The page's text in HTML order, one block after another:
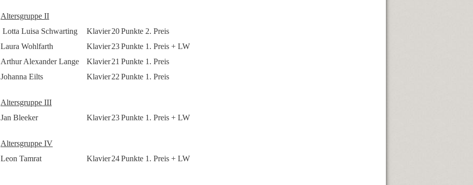
Altersgruppe II
Lotta Luisa Schwarting
Klavier20Punkte 2. Preis
Laura Wohlfarth
Klavier23Punkte 1. Preis + LW
Arthur Alexander Lange
Klavier21 Punkte 1. Preis
Johanna Eilts
Klavier22 Punkte 1. Preis
Altersgruppe III
Jan Bleeker
Klavier23Punkte 1. Preis + LW
Altersgruppe IV
Leon Tamrat
Klavier24Punkte 1. Preis + LW